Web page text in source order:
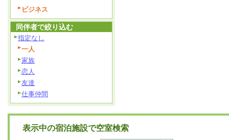
ビジネス
同伴者で絞り込む
指定なし
一人
家族
恋人
友達
仕事仲間
表示中の宿泊施設で空室検索